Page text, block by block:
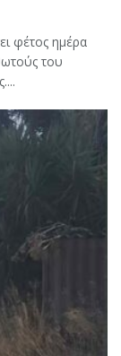
φέτος ημέρα
του